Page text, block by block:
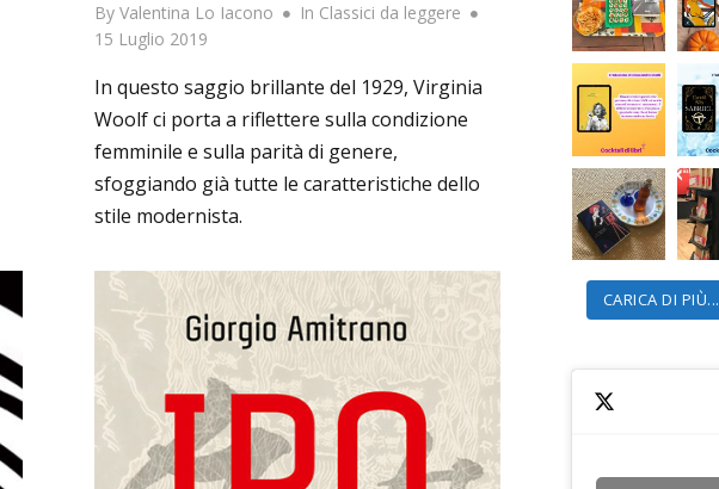
By Valentina Lo Iacono In Classici da leggere
15 Luglio 2019
In questo saggio brillante del 1929, Virginia
Woolf ci porta a riflettere sulla condizione
femminile e sulla parità di genere,
sfoggiando già tutte le caratteristiche dello
stile modernista.
CARICA DI PIÙ...